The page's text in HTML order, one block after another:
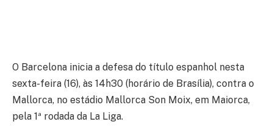
O Barcelona inicia a defesa do título espanhol nesta
sexta-feira (16), às 14h30 (horário de Brasília), contra o
Mallorca, no estádio Mallorca Son Moix, em Maiorca,
pela 1ª rodada da La Liga.